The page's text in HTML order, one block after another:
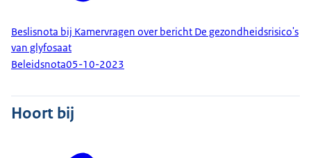
Beslisnota bij Kamervragen over bericht De gezondheidsrisico's
van glyfosaat
Beleidsnota05-10-2023
Hoort bij